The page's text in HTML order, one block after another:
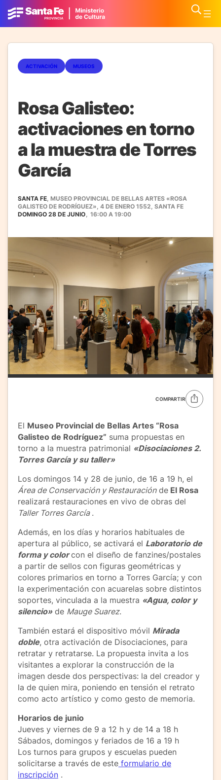
ACTIVACIÓN MUSEOS
Rosa Galisteo:
activaciones en torno
a la muestra de Torres
García
SANTA FE, MUSEO PROVINCIAL DE BELLAS ARTES «ROSA
GALISTEO DE RODRÍGUEZ», 4 DE ENERO 1552, SANTA FE
DOMINGO 28 DE JUNIO, 16:00 A 19:00
COMPARTIR
El Museo Provincial de Bellas Artes “Rosa
Galisteo de Rodríguez” suma propuestas en
torno a la muestra patrimonial «Disociaciones 2.
Torres García y su taller»
Los domingos 14 y 28 de junio, de 16 a 19 h, el
Área de Conservación y Restauraciónde El Rosa
realizará restauraciones en vivo de obras del
Taller Torres García .
Además, en los días y horarios habituales de
apertura al público, se activará el Laboratorio de
forma y color con el diseño de fanzines/postales
a partir de sellos con figuras geométricas y
colores primarios en torno a Torres García; y con
la experimentación con acuarelas sobre distintos
soportes, vinculada a la muestra «Agua, color y
silencio»de Mauge Suarez.
También estará el dispositivo móvil Mirada
doble, otra activación de Disociaciones, para
retratar y retratarse. La propuesta invita a los
visitantes a explorar la construcción de la
imagen desde dos perspectivas: la del creador y
la de quien mira, poniendo en tensión el retrato
como acto artístico y como gesto de memoria.
Horarios de junio
Jueves y viernes de 9 a 12 h y de 14 a 18 h
Sábados, domingos y feriados de 16 a 19 h
Los turnos para grupos y escuelas pueden
solicitarse a través de este formulario de
inscripción .